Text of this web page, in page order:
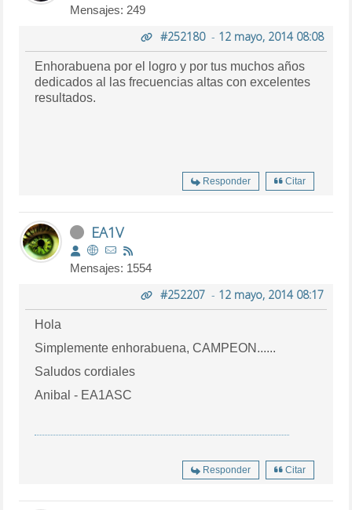
Mensajes: 249
#252180- 12 mayo, 2014 08:08
Enhorabuena por el logro y por tus muchos años
dedicados al las frecuencias altas con excelentes
resultados.
Responder Citar
EA1V
Mensajes: 1554
#252207- 12 mayo, 2014 08:17
Hola
Simplemente enhorabuena, CAMPEON......
Saludos cordiales
Anibal - EA1ASC
Responder Citar